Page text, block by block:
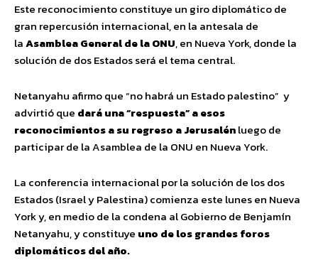
Este reconocimiento constituye un giro diplomático de
gran repercusión internacional, en la antesala de
laAsamblea General de la ONU, en Nueva York, donde la
solución de dos Estados será el tema central.
Netanyahu afirmo que “no habrá un Estado palestino” y
advirtió que dará una “respuesta” a esos
reconocimientos a su regreso a Jerusalénluego de
participar de la Asamblea de la ONU en Nueva York.
La conferencia internacional por la solución de los dos
Estados (Israel y Palestina) comienza este lunes en Nueva
York y, en medio de la condena al Gobierno de Benjamín
Netanyahu, y constituye uno de los grandes foros
diplomáticos del año.